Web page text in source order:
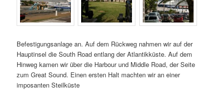
Befestigungsanlage an. Auf dem Rückweg nahmen wir auf der
Hauptinsel die South Road entlang der Atlantikküste. Auf dem
Hinweg kamen wir über die Harbour und Middle Road, der Seite
zum Great Sound. Einen ersten Halt machten wir an einer
imposanten Steilküste